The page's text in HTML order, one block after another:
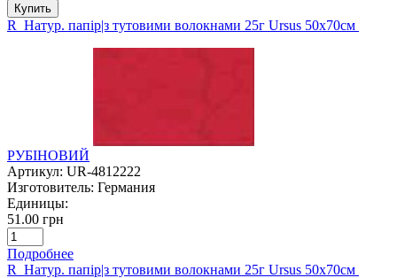
Купить
R Натур. папір|з тутовими волокнами 25г Ursus 50х70см
РУБІНОВИЙ
Артикул: UR-4812222
Изготовитель: Германия
Единицы:
51.00 грн
Подробнее
R Натур. папір|з тутовими волокнами 25г Ursus 50х70см